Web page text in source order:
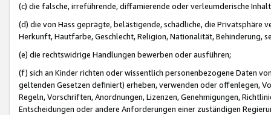
(c) die falsche, irreführende, diffamierende oder verleumderische
(d) die von Hass geprägte, belästigende, schädliche, die Privatsphäre
Herkunft, Hautfarbe, Geschlecht, Religion, Nationalität, Behinderung,
(e) die rechtswidrige Handlungen bewerben oder ausführen;
(f) sich an Kinder richten oder wissentlich personenbezogene Daten
geltenden Gesetzen definiert) erheben, verwenden oder offenlegen,
Regeln, Vorschriften, Anordnungen, Lizenzen, Genehmigungen,
Entscheidungen oder andere Anforderungen einer zuständigen